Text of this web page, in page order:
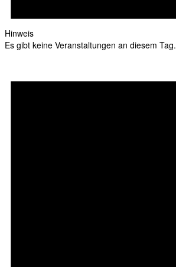
Hinweis
Es gibt keine Veranstaltungen an diesem Tag.